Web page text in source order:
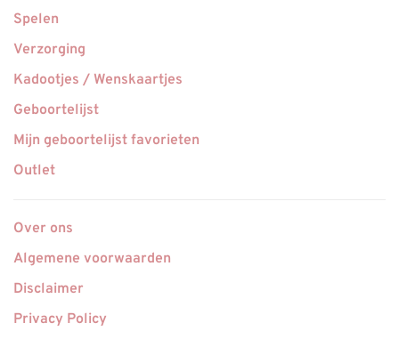
Spelen
Verzorging
Kadootjes / Wenskaartjes
Geboortelijst
Mijn geboortelijst favorieten
Outlet
Over ons
Algemene voorwaarden
Disclaimer
Privacy Policy